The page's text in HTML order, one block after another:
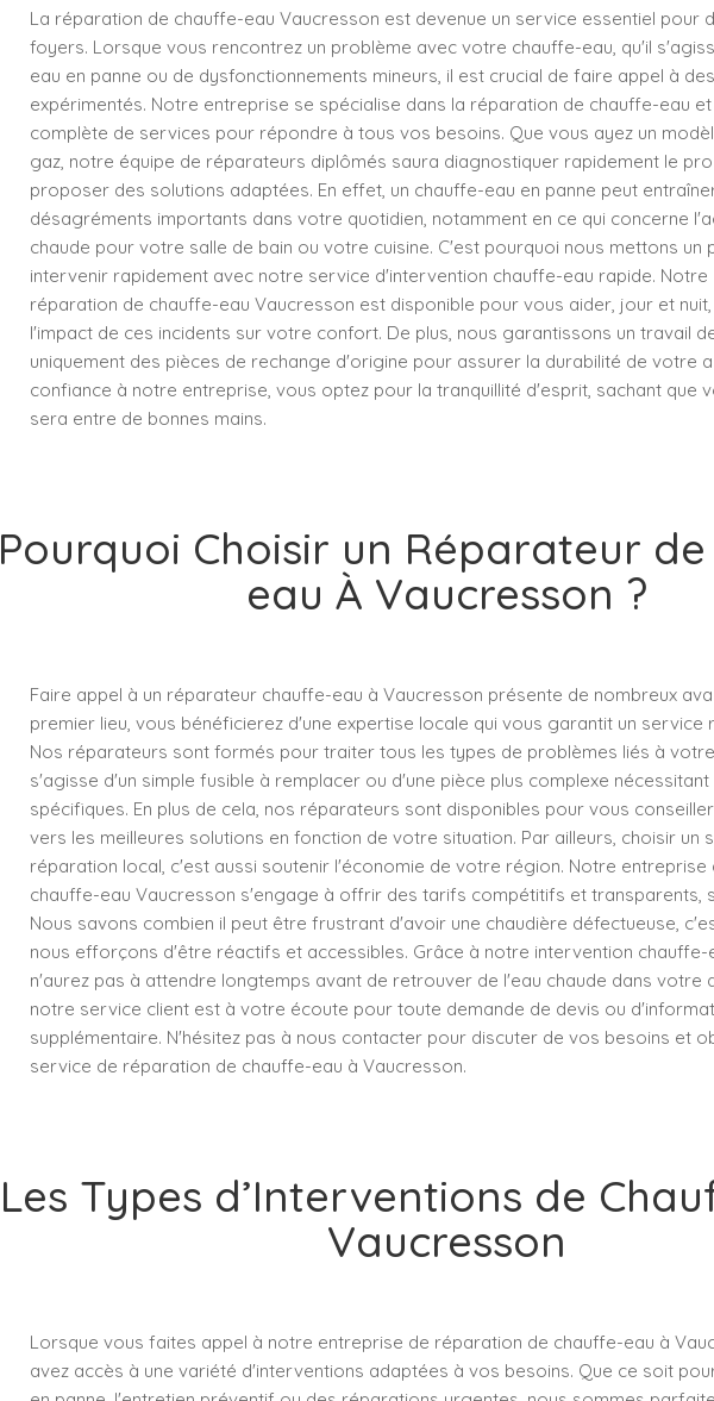
La réparation de chauffe-eau Vaucresson est devenue un service essentiel pour
foyers. Lorsque vous rencontrez un problème avec votre chauffe-eau, qu'il
eau en panne ou de dysfonctionnements mineurs, il est crucial de faire appel à
expérimentés. Notre entreprise se spécialise dans la réparation de chauffe-eau
complète de services pour répondre à tous vos besoins. Que vous ayez un
gaz, notre équipe de réparateurs diplômés saura diagnostiquer rapidement le
proposer des solutions adaptées. En effet, un chauffe-eau en panne peut
désagréments importants dans votre quotidien, notamment en ce qui concerne
chaude pour votre salle de bain ou votre cuisine. C'est pourquoi nous mettons un
intervenir rapidement avec notre service d'intervention chauffe-eau rapide.
réparation de chauffe-eau Vaucresson est disponible pour vous aider, jour et
l'impact de ces incidents sur votre confort. De plus, nous garantissons un travail
uniquement des pièces de rechange d'origine pour assurer la durabilité de votre
confiance à notre entreprise, vous optez pour la tranquillité d'esprit, sachant que
sera entre de bonnes mains.
Pourquoi Choisir un Réparateur
eau À Vaucresson ?
Faire appel à un réparateur chauffe-eau à Vaucresson présente de nombreux
premier lieu, vous bénéficierez d'une expertise locale qui vous garantit un service
Nos réparateurs sont formés pour traiter tous les types de problèmes liés à
s'agisse d'un simple fusible à remplacer ou d'une pièce plus complexe
spécifiques. En plus de cela, nos réparateurs sont disponibles pour vous
vers les meilleures solutions en fonction de votre situation. Par ailleurs, choisir un
réparation local, c'est aussi soutenir l'économie de votre région. Notre
chauffe-eau Vaucresson s'engage à offrir des tarifs compétitifs et transparents,
Nous savons combien il peut être frustrant d'avoir une chaudière défectueuse,
nous efforçons d'être réactifs et accessibles. Grâce à notre intervention chauffe-
n'aurez pas à attendre longtemps avant de retrouver de l'eau chaude dans votre
notre service client est à votre écoute pour toute demande de devis ou
supplémentaire. N'hésitez pas à nous contacter pour discuter de vos besoins et
service de réparation de chauffe-eau à Vaucresson.
Les Types d’Interventions de
Vaucresson
Lorsque vous faites appel à notre entreprise de réparation de chauffe-eau à
avez accès à une variété d'interventions adaptées à vos besoins. Que ce soit